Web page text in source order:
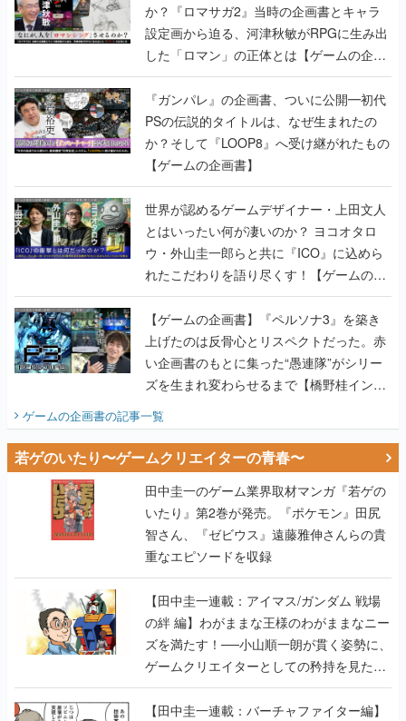
か？『ロマサガ2』当時の企画書とキャラ
設定画から迫る、河津秋敏がRPGに生み出
した「ロマン」の正体とは【ゲームの企画
書】
『ガンパレ』の企画書、ついに公開━初代
PSの伝説的タイトルは、なぜ生まれたの
か？そして『LOOP8』へ受け継がれたもの
【ゲームの企画書】
世界が認めるゲームデザイナー・上田文人
とはいったい何が凄いのか？ ヨコオタロ
ウ・外山圭一郎らと共に『ICO』に込めら
れたこだわりを語り尽くす！【ゲームの企
画書】
【ゲームの企画書】『ペルソナ3』を築き
上げたのは反骨心とリスペクトだった。赤
い企画書のもとに集った“愚連隊”がシリー
ズを生まれ変わらせるまで【橋野桂インタ
ゲームの企画書の記事一覧
若ゲのいたり〜ゲームクリエイターの青春〜
田中圭一のゲーム業界取材マンガ『若ゲの
いたり』第2巻が発売。『ポケモン』田尻
智さん、『ゼビウス』遠藤雅伸さんらの貴
重なエピソードを収録
【田中圭一連載：アイマス/ガンダム 戦場
の絆 編】わがままな王様のわがままなニー
ズを満たす！──小山順一朗が貫く姿勢に、
ゲームクリエイターとしての矜持を見た
【若ゲのいたり最終回】
【田中圭一連載：バーチャファイター編】